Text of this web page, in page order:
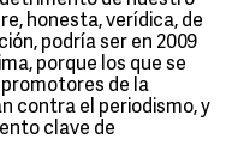
honesta, verídica, de
podría ser en 2009
porque los que se
de la
contra el periodismo, y
clave de